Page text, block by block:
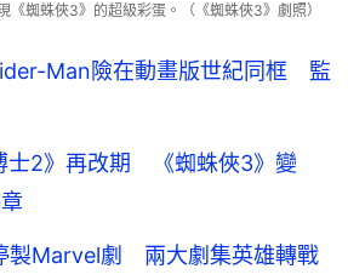
《蜘蛛俠3》的超級彩蛋。（《蜘蛛俠3》劇照）
Man險在動畫版世紀同框 監
士2》再改期 《蜘蛛俠3》變
製Marvel劇 兩大劇集英雄轉戰